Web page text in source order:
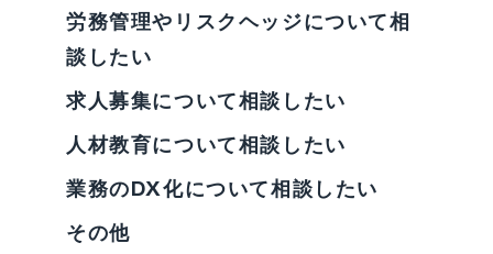
労務管理やリスクヘッジについて相
談したい
求人募集について相談したい
人材教育について相談したい
業務のDX化について相談したい
その他